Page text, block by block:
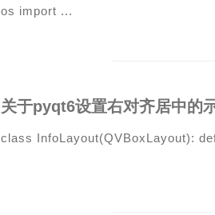
os import ...
关于pyqt6设置右对齐居中的
class InfoLayout(QVBoxLayout):